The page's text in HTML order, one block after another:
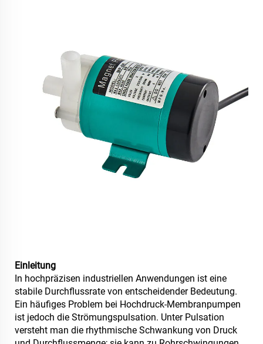
Einleitung
In hochpräzisen industriellen Anwendungen ist eine
stabile Durchflussrate von entscheidender Bedeutung.
Ein häufiges Problem bei Hochdruck-Membranpumpen
ist jedoch die Strömungspulsation. Unter Pulsation
versteht man die rhythmische Schwankung von Druck